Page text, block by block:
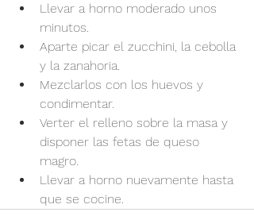
Llevar a horno moderado unos
minutos.
Aparte picar el zucchini, la cebolla
y la zanahoria.
Mezclarlos con los huevos y
condimentar.
Verter el relleno sobre la masa y
disponer las fetas de queso
magro.
Llevar a horno nuevamente hasta
que se cocine.